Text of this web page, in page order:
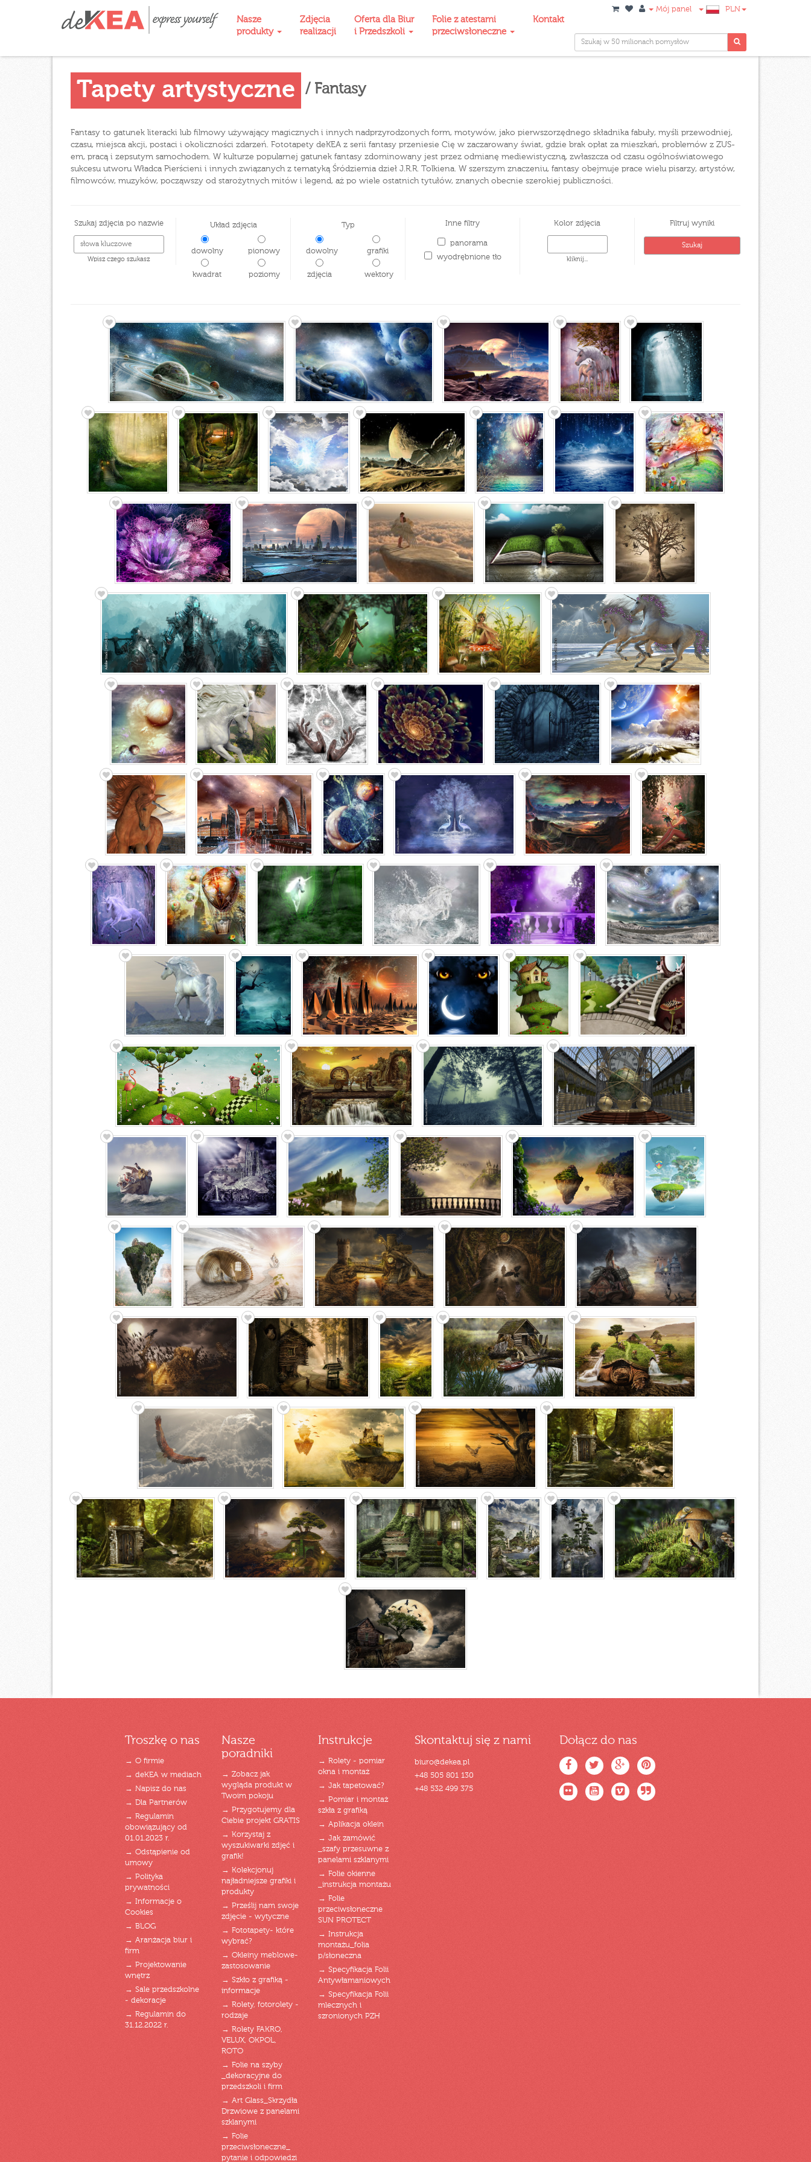
Nasze
produkty
Zdjęcia
realizacji
Oferta dla Biur
i Przedszkoli
Folie z atestami
przeciwsłoneczne
Kontakt
Mój panel PLN
Tapety artystyczne / Fantasy
Fantasy to gatunek literacki lub filmowy używający magicznych i innych nadprzyrodzonych form, motywów, jako pierwszorzędnego składnika fabuły, myśli przewodniej,
czasu, miejsca akcji, postaci i okoliczności zdarzeń. Fototapety deKEA z serii fantasy przeniesie Cię w zaczarowany świat, gdzie brak opłat za mieszkań, problemów z ZUS-
em, pracą i zepsutym samochodem. W kulturze popularnej gatunek fantasy zdominowany jest przez odmianę mediewistyczną, zwłaszcza od czasu ogólnoświatowego
sukcesu utworu Władca Pierścieni i innych związanych z tematyką Śródziemia dzieł J.R.R. Tolkiena. W szerszym znaczeniu, fantasy obejmuje prace wielu pisarzy, artystów,
filmowców, muzyków, począwszy od starożytnych mitów i legend, aż po wiele ostatnich tytułów, znanych obecnie szerokiej publiczności.
Szukaj zdjęcia po nazwie
Wpisz czego szukasz
Układ zdjęcia
dowolny
kwadrat
pionowy
poziomy
Typ
dowolny
zdjęcia
grafiki
wektory
Inne filtry
panorama
wyodrębnione tło
Kolor zdjęcia
kliknij...
Filtruj wyniki
Troszkę o nas
→ O firmie
→ deKEA w mediach
→ Napisz do nas
→ Dla Partnerów
→ Regulamin
obowiązujący od
01.01.2023 r.
→ Odstąpienie od
umowy
→ Polityka
prywatności
→ Informacje o
Cookies
→ BLOG
→ Aranżacja biur i
firm
→ Projektowanie
wnętrz
→ Sale przedszkolne
- dekoracje
→ Regulamin do
31.12.2022 r.
Nasze
poradniki
→ Zobacz jak
wygląda produkt w
Twoim pokoju
→ Przygotujemy dla
Ciebie projekt GRATIS
→ Korzystaj z
wyszukiwarki zdjęć i
grafik!
→ Kolekcjonuj
najładniejsze grafiki i
produkty
→ Prześlij nam swoje
zdjęcie - wytyczne
→ Fototapety- które
wybrać?
→ Okleiny meblowe-
zastosowanie
→ Szkło z grafiką -
informacje
→ Rolety, fotorolety -
rodzaje
→ Rolety FAKRO,
VELUX, OKPOL,
ROTO
→ Folie na szyby
_dekoracyjne do
przedszkoli i firm
→ Art Glass_Skrzydła
Drzwiowe z panelami
szklanymi
→ Folie
przeciwsłoneczne_
pytanie i odpowiedzi
Instrukcje
→ Rolety - pomiar
okna i montaż
→ Jak tapetować?
→ Pomiar i montaż
szkła z grafiką
→ Aplikacja oklein
→ Jak zamówić
_szafy przesuwne z
panelami szklanymi
→ Folie okienne
_instrukcja montażu
→ Folie
przeciwsłoneczne
SUN PROTECT
→ Instrukcja
montażu_folia
p/słoneczna
→ Specyfikacja Folii
Antywłamaniowych
→ Specyfikacja Folii
mlecznych i
szronionych PZH
Skontaktuj się z nami
biuro@dekea.pl
+48 505 801 130
+48 532 499 375
Dołącz do nas